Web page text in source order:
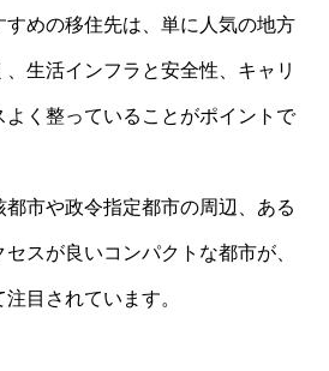
めの移住先は、単に人気の地方
生活インフラと安全性、キャリ
よく整っていることがポイントで
市や政令指定都市の周辺、ある
スが良いコンパクトな都市が、
目されています。